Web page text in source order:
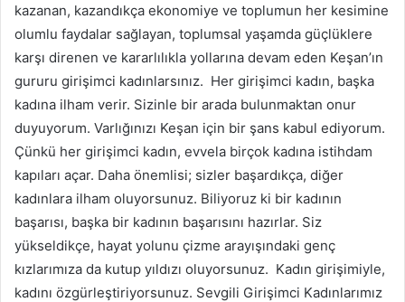
kazanan, kazandıkça ekonomiye ve toplumun her kesimine
olumlu faydalar sağlayan, toplumsal yaşamda güçlüklere
karşı direnen ve kararlılıkla yollarına devam eden Keşan’ın
gururu girişimci kadınlarsınız. Her girişimci kadın, başka
kadına ilham verir. Sizinle bir arada bulunmaktan onur
duyuyorum. Varlığınızı Keşan için bir şans kabul ediyorum.
Çünkü her girişimci kadın, evvela birçok kadına istihdam
kapıları açar. Daha önemlisi; sizler başardıkça, diğer
kadınlara ilham oluyorsunuz. Biliyoruz ki bir kadının
başarısı, başka bir kadının başarısını hazırlar. Siz
yükseldikçe, hayat yolunu çizme arayışındaki genç
kızlarımıza da kutup yıldızı oluyorsunuz. Kadın girişimiyle,
kadını özgürleştiriyorsunuz. Sevgili Girişimci Kadınlarımız